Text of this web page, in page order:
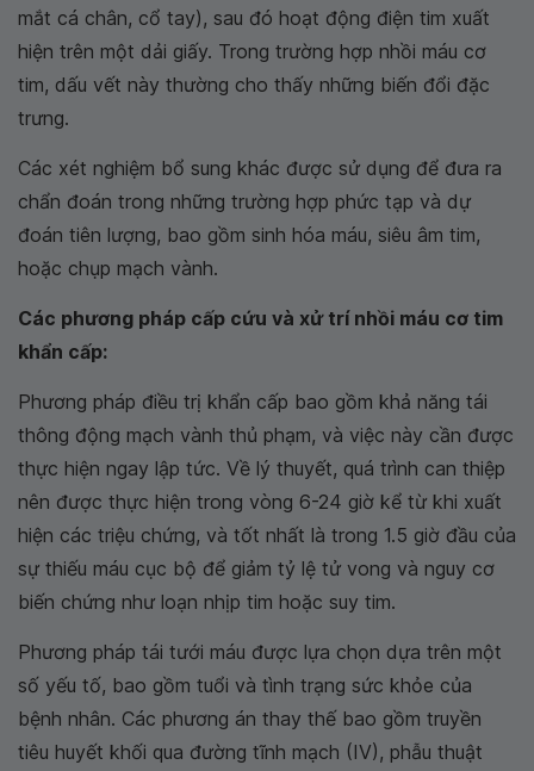
mắt cá chân, cổ tay), sau đó hoạt động điện tim xuất
hiện trên một dải giấy. Trong trường hợp nhồi máu cơ
tim, dấu vết này thường cho thấy những biến đổi đặc
trưng.
Các xét nghiệm bổ sung khác được sử dụng để đưa ra
chẩn đoán trong những trường hợp phức tạp và dự
đoán tiên lượng, bao gồm sinh hóa máu, siêu âm tim,
hoặc chụp mạch vành.
Các phương pháp cấp cứu và xử trí nhồi máu cơ tim
khẩn cấp:
Phương pháp điều trị khẩn cấp bao gồm khả năng tái
thông động mạch vành thủ phạm, và việc này cần được
thực hiện ngay lập tức. Về lý thuyết, quá trình can thiệp
nên được thực hiện trong vòng 6-24 giờ kể từ khi xuất
hiện các triệu chứng, và tốt nhất là trong 1.5 giờ đầu của
sự thiếu máu cục bộ để giảm tỷ lệ tử vong và nguy cơ
biến chứng như loạn nhịp tim hoặc suy tim.
Phương pháp tái tưới máu được lựa chọn dựa trên một
số yếu tố, bao gồm tuổi và tình trạng sức khỏe của
bệnh nhân. Các phương án thay thế bao gồm truyền
tiêu huyết khối qua đường tĩnh mạch (IV), phẫu thuật